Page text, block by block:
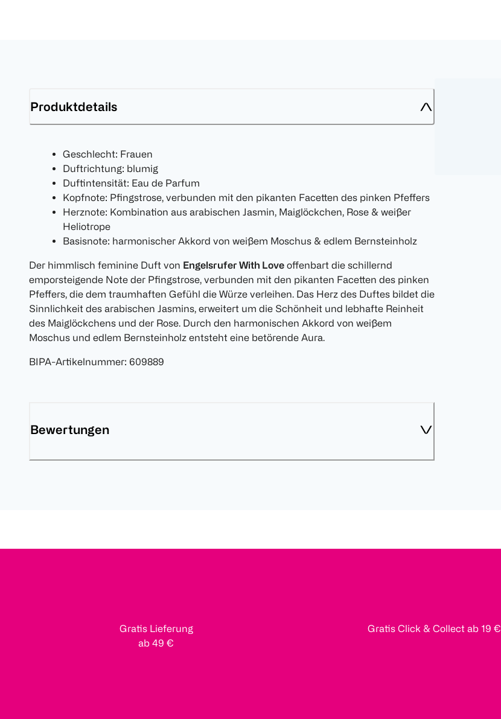
Produktdetails
Geschlecht: Frauen
Duftrichtung: blumig
Duftintensität: Eau de Parfum
Kopfnote: Pfingstrose, verbunden mit den pikanten Facetten des pinken Pfeffers
Herznote: Kombination aus arabischen Jasmin, Maiglöckchen, Rose & weißer
Heliotrope
Basisnote: harmonischer Akkord von weißem Moschus & edlem Bernsteinholz
Der himmlisch feminine Duft von Engelsrufer With Love offenbart die schillernd
emporsteigende Note der Pfingstrose, verbunden mit den pikanten Facetten des pinken
Pfeffers, die dem traumhaften Gefühl die Würze verleihen. Das Herz des Duftes bildet die
Sinnlichkeit des arabischen Jasmins, erweitert um die Schönheit und lebhafte Reinheit
des Maiglöckchens und der Rose. Durch den harmonischen Akkord von weißem
Moschus und edlem Bernsteinholz entsteht eine betörende Aura.
BIPA-Artikelnummer: 609889
Bewertungen
Gratis Lieferung
ab 49 €
Gratis Click & Collect ab 19 €